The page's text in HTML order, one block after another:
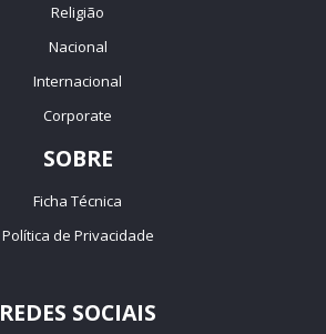
Religião
Nacional
Internacional
Corporate
SOBRE
Ficha Técnica
Política de Privacidade
REDES SOCIAIS